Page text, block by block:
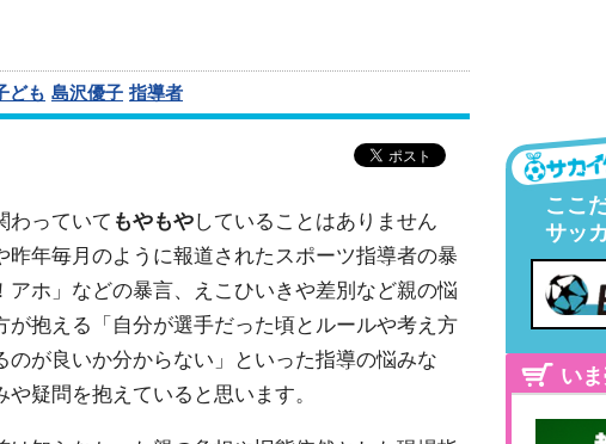
ども 島沢優子 指導者
わっていて もやもやしていることはありません
毎月のように報道されたスポーツ指導者の暴
アホ」などの暴言、えこひいきや差別など親の悩
が抱える「自分が選手だった頃とルールや考え方
のが良いか分からない」といった指導の悩みな
疑問を抱えていると思います。
ここ
サッ
い